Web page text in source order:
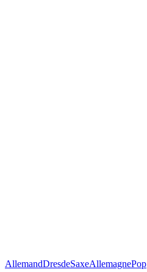
AllemandDresdeSaxeAllemagnePop